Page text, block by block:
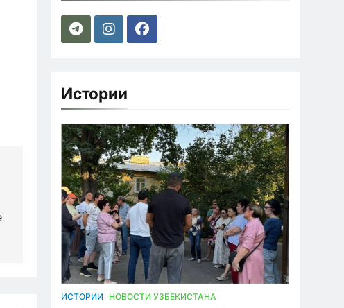
Истории
ИСТОРИИ НОВОСТИ УЗБЕКИСТАНА